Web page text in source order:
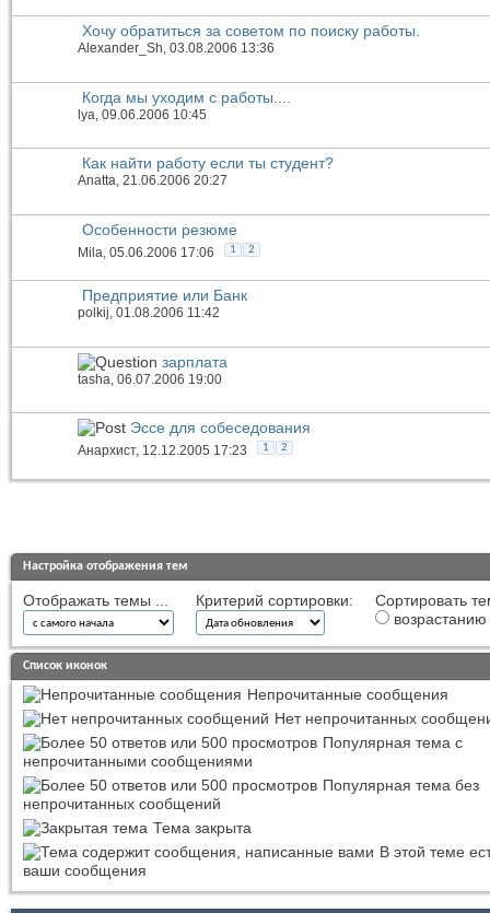
Хочу обратиться за советом по поиску работы.
Alexander_Sh, 03.08.2006 13:36
Когда мы уходим с работы....
lya, 09.06.2006 10:45
Как найти работу если ты студент?
Anatta, 21.06.2006 20:27
Особенности резюме
Mila, 05.06.2006 17:06 1 2
Предприятие или Банк
polkij, 01.08.2006 11:42
зарплата
tasha, 06.07.2006 19:00
Эссе для собеседования
Анархист, 12.12.2005 17:23 1 2
Настройка отображения тем
Отображать темы ... Критерий сортировки:
Сортировать
возрастанию
Список иконок
Непрочитанные сообщения
Нет непрочитанных
Популярная тема с
непрочитанными сообщениями
Популярная тема без
непрочитанных сообщений
Тема закрыта
В этой теме
ваши сообщения